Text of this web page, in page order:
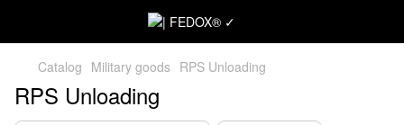
Catalog Military goods RPS Unloading
RPS Unloading